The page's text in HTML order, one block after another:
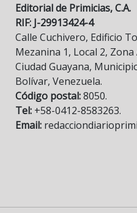
Editorial de Primicias, C.A.
RIF: J-29913424-4
Calle Cuchivero, Edificio
Mezanina 1, Local 2, Zona
Ciudad Guayana,
Bolívar, Venezuela.
Código postal:8050.
Tel: +58-0412-8583263.
Email: